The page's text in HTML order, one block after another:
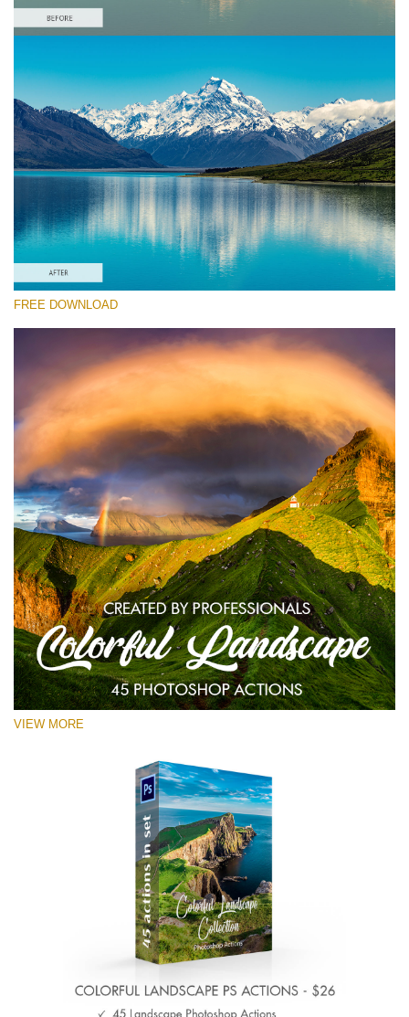
Kérlek, válassz
Colorful Landscape
Winter Complete
Entire Collection
Ingyenes letöltés
FREE DOWNLOAD
VIEW MORE